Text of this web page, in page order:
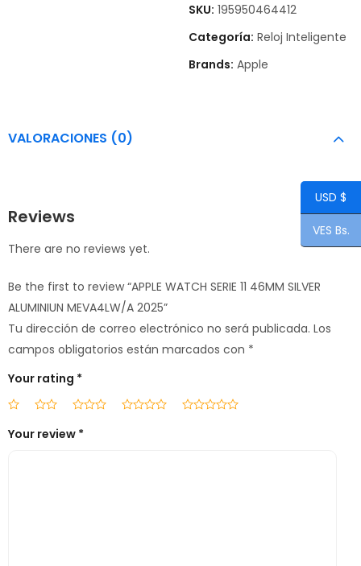
SKU: 195950464412
Categoría: Reloj Inteligente
Brands: Apple
VALORACIONES (0)
Reviews
There are no reviews yet.
Be the first to review “APPLE WATCH SERIE 11 46MM SILVER
ALUMINIUN MEVA4LW/A 2025”
Tu dirección de correo electrónico no será publicada. Los
campos obligatorios están marcados con *
Your rating *
Your review *
USD $
VES Bs.